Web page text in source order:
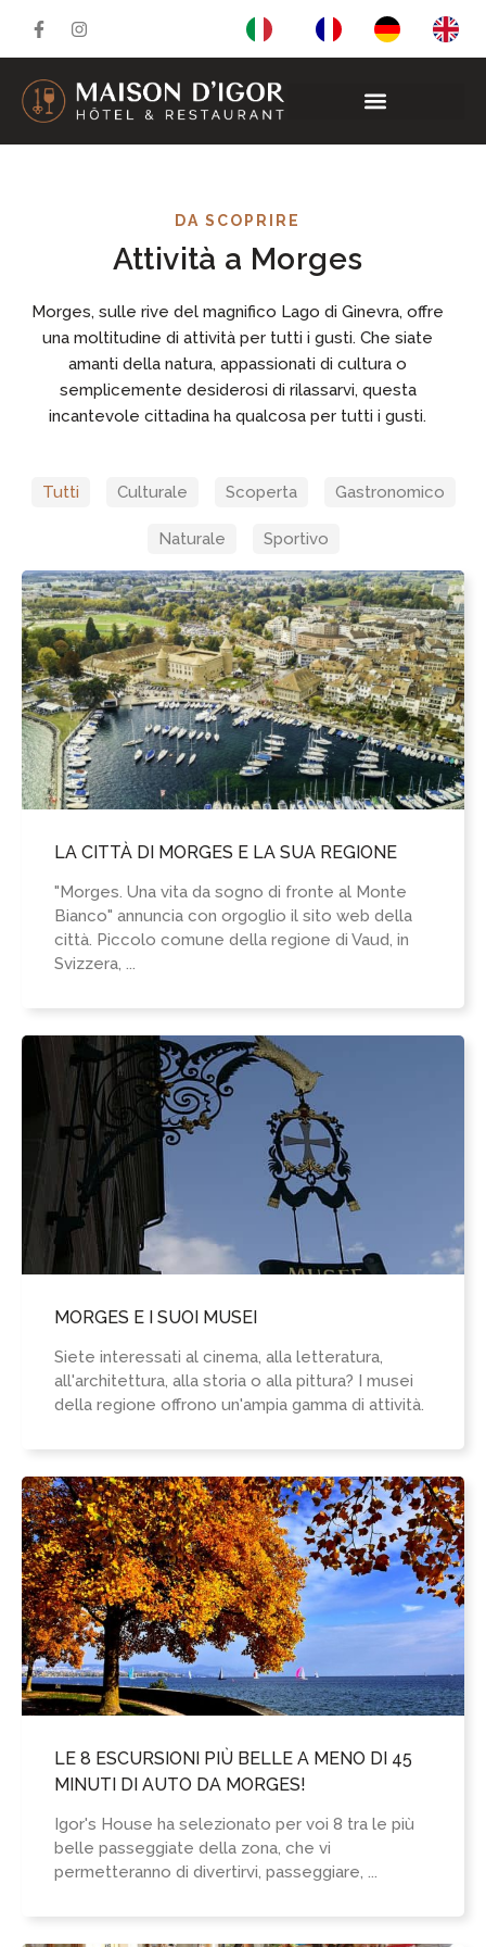
DA SCOPRIRE
Attività a Morges
Morges, sulle rive del magnifico Lago di Ginevra, offre
una moltitudine di attività per tutti i gusti. Che siate
amanti della natura, appassionati di cultura o
semplicemente desiderosi di rilassarvi, questa
incantevole cittadina ha qualcosa per tutti i gusti.
Tutti Culturale Scoperta Gastronomico
Naturale Sportivo
LA CITTÀ DI MORGES E LA SUA REGIONE
"Morges. Una vita da sogno di fronte al Monte
Bianco" annuncia con orgoglio il sito web della
città. Piccolo comune della regione di Vaud, in
Svizzera, ...
MORGES E I SUOI MUSEI
Siete interessati al cinema, alla letteratura,
all'architettura, alla storia o alla pittura? I musei
della regione offrono un'ampia gamma di attività.
LE 8 ESCURSIONI PIÙ BELLE A MENO DI 45
MINUTI DI AUTO DA MORGES!
Igor's House ha selezionato per voi 8 tra le più
belle passeggiate della zona, che vi
permetteranno di divertirvi, passeggiare, ...